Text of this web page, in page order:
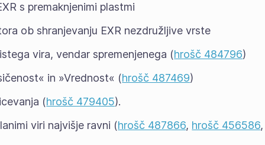
s premaknjenimi plastmi
ob shranjevanju EXR nezdružljive vrste
vira, vendar spremenjenega (hrošč 484796)
in »Vrednost« (hrošč 487469)
(hrošč 479405).
viri najvišje ravni (hrošč 487866, hrošč 456586,